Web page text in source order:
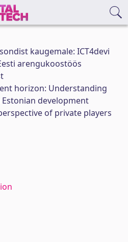
kaugemale: ICT4devi
arengukoostöös
horizon: Understanding
development
of private players